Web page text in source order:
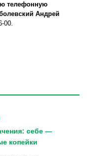
телефонную
Андрей
00.
себе —
копейки